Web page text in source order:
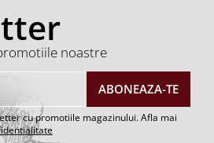
noastre
cu promotiile magazinului. Afla mai